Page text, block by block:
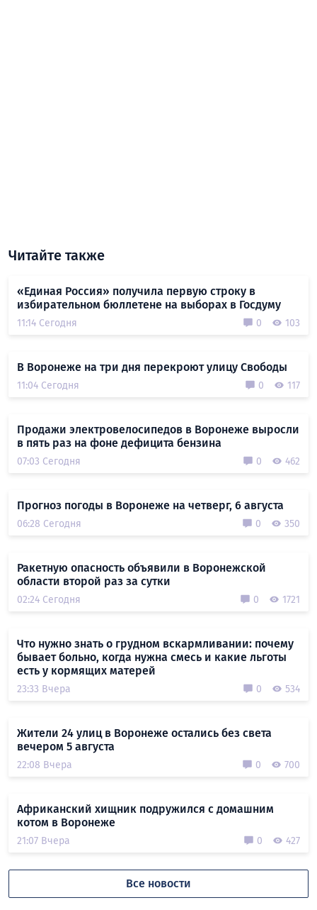
Читайте также
«Единая Россия» получила первую строку в
избирательном бюллетене на выборах в Госдуму
11:14 Сегодня 0 103
В Воронеже на три дня перекроют улицу Свободы
11:04 Сегодня 0 117
Продажи электровелосипедов в Воронеже выросли
в пять раз на фоне дефицита бензина
07:03 Сегодня 0 462
Прогноз погоды в Воронеже на четверг, 6 августа
06:28 Сегодня 0 350
Ракетную опасность объявили в Воронежской
области второй раз за сутки
02:24 Сегодня 0 1721
Что нужно знать о грудном вскармливании: почему
бывает больно, когда нужна смесь и какие льготы
есть у кормящих матерей
23:33 Вчера 0 534
Жители 24 улиц в Воронеже остались без света
вечером 5 августа
22:08 Вчера 0 700
Африканский хищник подружился с домашним
котом в Воронеже
21:07 Вчера 0 427
Все новости